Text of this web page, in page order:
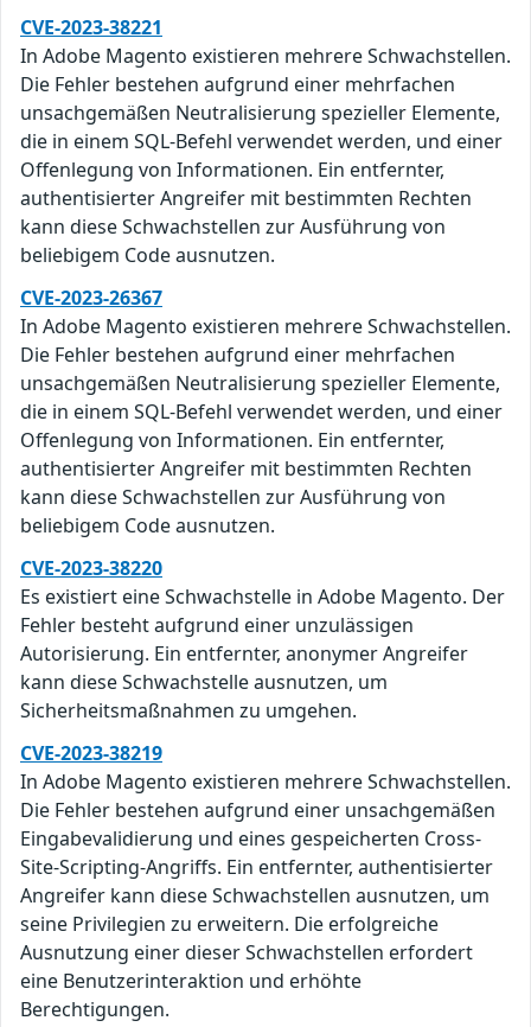
CVE-2023-38221
In Adobe Magento existieren mehrere Schwachstellen.
Die Fehler bestehen aufgrund einer mehrfachen
unsachgemäßen Neutralisierung spezieller Elemente,
die in einem SQL-Befehl verwendet werden, und einer
Offenlegung von Informationen. Ein entfernter,
authentisierter Angreifer mit bestimmten Rechten
kann diese Schwachstellen zur Ausführung von
beliebigem Code ausnutzen.
CVE-2023-26367
In Adobe Magento existieren mehrere Schwachstellen.
Die Fehler bestehen aufgrund einer mehrfachen
unsachgemäßen Neutralisierung spezieller Elemente,
die in einem SQL-Befehl verwendet werden, und einer
Offenlegung von Informationen. Ein entfernter,
authentisierter Angreifer mit bestimmten Rechten
kann diese Schwachstellen zur Ausführung von
beliebigem Code ausnutzen.
CVE-2023-38220
Es existiert eine Schwachstelle in Adobe Magento. Der
Fehler besteht aufgrund einer unzulässigen
Autorisierung. Ein entfernter, anonymer Angreifer
kann diese Schwachstelle ausnutzen, um
Sicherheitsmaßnahmen zu umgehen.
CVE-2023-38219
In Adobe Magento existieren mehrere Schwachstellen.
Die Fehler bestehen aufgrund einer unsachgemäßen
Eingabevalidierung und eines gespeicherten Cross-
Site-Scripting-Angriffs. Ein entfernter, authentisierter
Angreifer kann diese Schwachstellen ausnutzen, um
seine Privilegien zu erweitern. Die erfolgreiche
Ausnutzung einer dieser Schwachstellen erfordert
eine Benutzerinteraktion und erhöhte
Berechtigungen.